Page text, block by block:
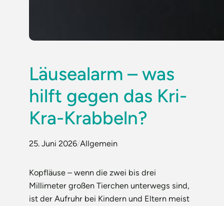
Läusealarm – was
hilft gegen das Kri-
Kra-Krabbeln?
25. Juni 2026/Allgemein
Kopfläuse – wenn die zwei bis drei
Millimeter großen Tierchen unterwegs sind,
ist der Aufruhr bei Kindern und Eltern meist